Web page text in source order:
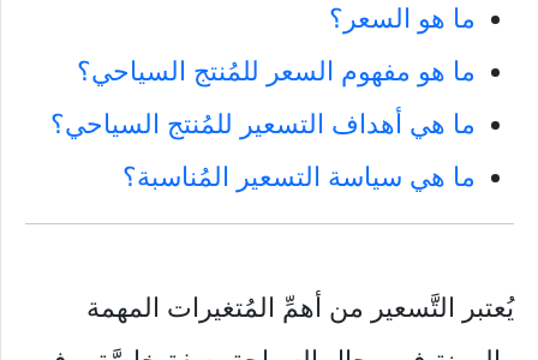
ما هو السعر؟
ما هو مفهوم السعر للمُنتج السياحي؟
ما هي أهداف التسعير للمُنتج السياحي؟
ما هي سياسة التسعير المُناسبة؟
يُعتبر التَّسعير من أهمِّ المُتغيرات المهمة